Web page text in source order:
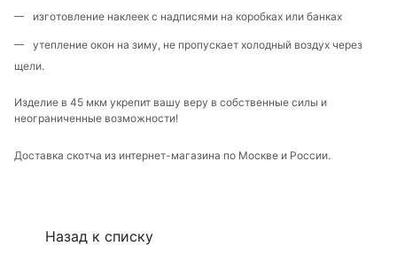
изготовление наклеек с надписями на коробках или банках
утепление окон на зиму, не пропускает холодный воздух через
щели.
Изделие в 45 мкм укрепит вашу веру в собственные силы и
неограниченные возможности!
Доставка скотча из интернет-магазина по Москве и России.
Назад к списку